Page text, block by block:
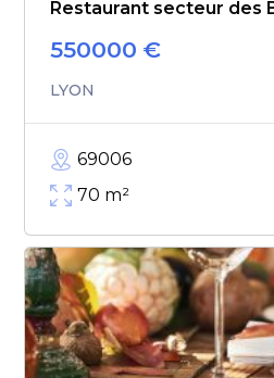
Restaurant secteur des
550000 €
LYON
69006
70 m²